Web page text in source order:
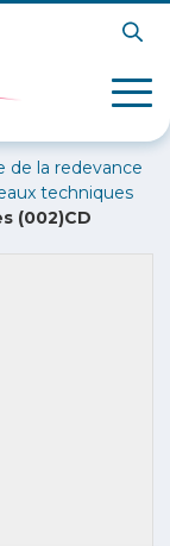
de la redevance
techniques
(002)CD